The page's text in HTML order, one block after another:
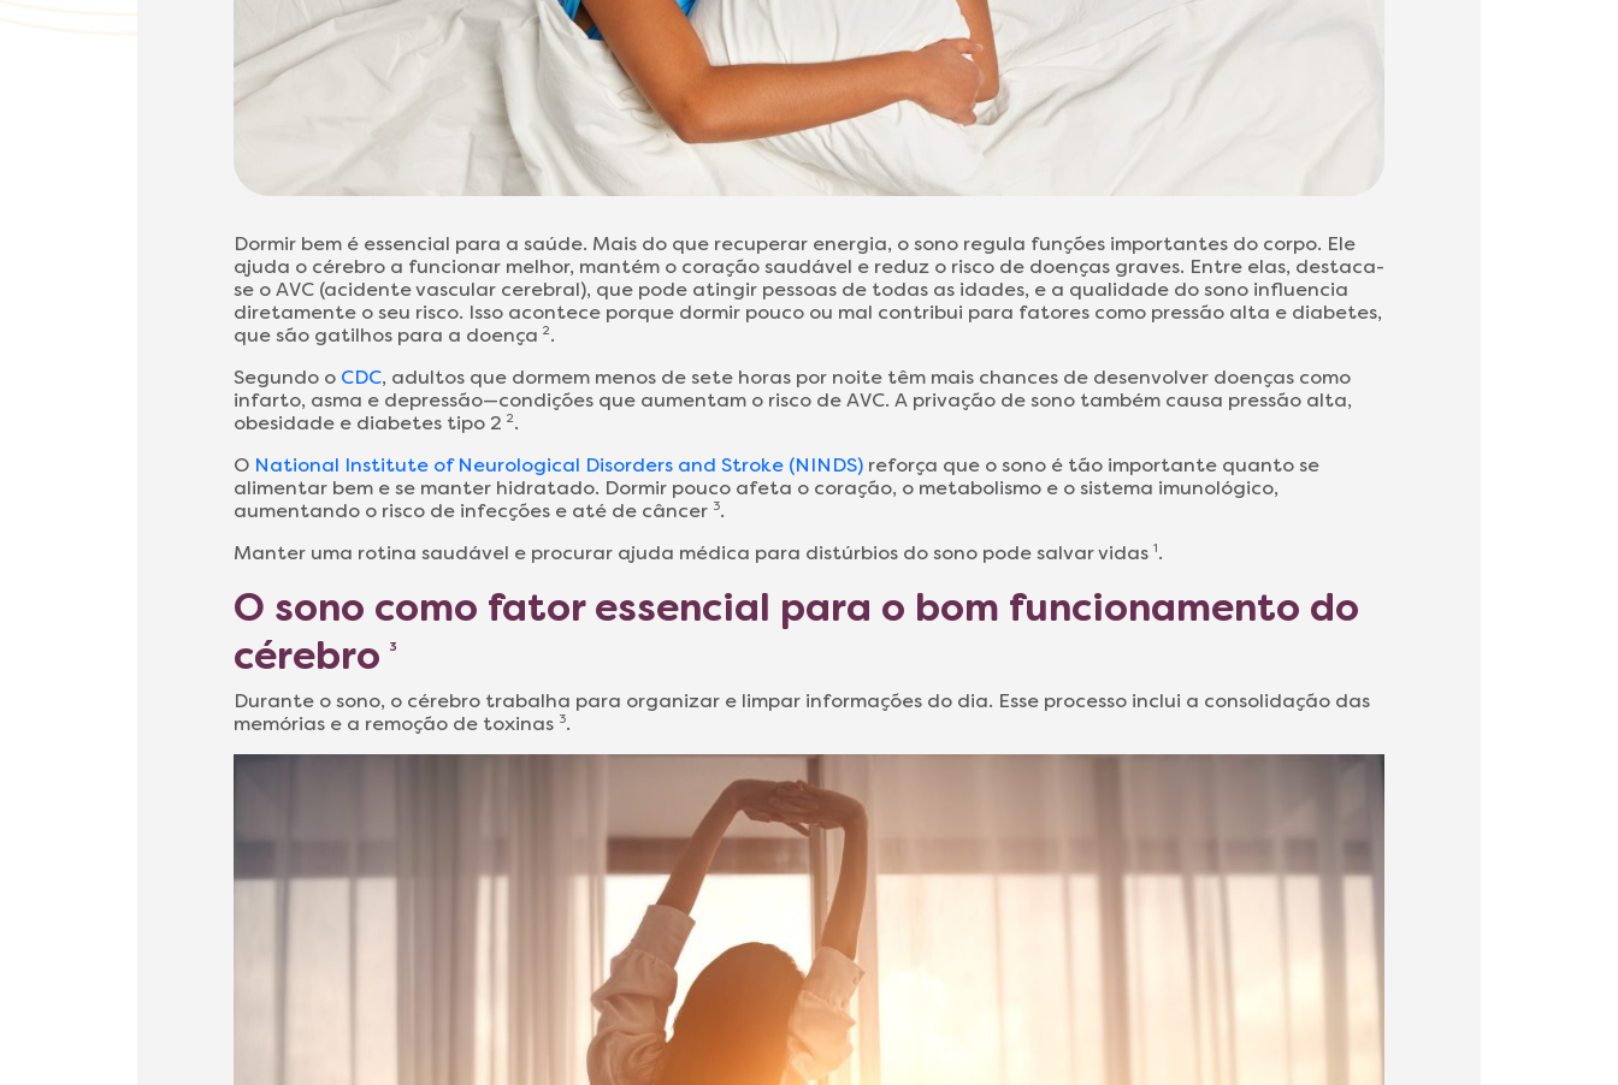
Dormir bem é essencial para a saúde. Mais do que recuperar energia, o sono regula funções importantes do corpo. Ele
ajuda o cérebro a funcionar melhor, mantém o coração saudável e reduz o risco de doenças graves. Entre elas, destaca-
se o AVC (acidente vascular cerebral), que pode atingir pessoas de todas as idades, e a qualidade do sono influencia
diretamente o seu risco. Isso acontece porque dormir pouco ou mal contribui para fatores como pressão alta e diabetes,
que são gatilhos para a doença 2.
Segundo o CDC, adultos que dormem menos de sete horas por noite têm mais chances de desenvolver doenças como
infarto, asma e depressão—condições que aumentam o risco de AVC. A privação de sono também causa pressão alta,
obesidade e diabetes tipo 2 2.
O National Institute of Neurological Disorders and Stroke (NINDS) reforça que o sono é tão importante quanto se
alimentar bem e se manter hidratado. Dormir pouco afeta o coração, o metabolismo e o sistema imunológico,
aumentando o risco de infecções e até de câncer 3.
Manter uma rotina saudável e procurar ajuda médica para distúrbios do sono pode salvar vidas 1.
O sono como fator essencial para o bom funcionamento do
cérebro
3
Durante o sono, o cérebro trabalha para organizar e limpar informações do dia. Esse processo inclui a consolidação das
memórias e a remoção de toxinas 3.